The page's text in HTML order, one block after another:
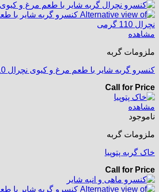
مشاهده
ملزومات گربه
کنسرو گربه شایر با طعم مرغ و کیوی نچرال 110 گرمی
Call for Price
مشاهده
ناموجود
ملزومات گربه
خاک گربه پتوپیا
Call for Price